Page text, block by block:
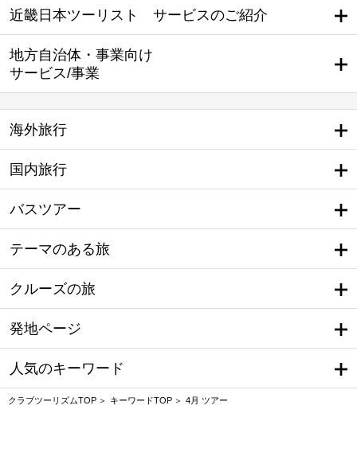
近畿日本ツーリスト サービスのご紹介
地方自治体・事業向け
サービス/事業
海外旅行
国内旅行
バスツアー
テーマのある旅
クルーズの旅
発地ページ
人気のキーワード
クラブツーリズムTOP キーワードTOP 4月 ツアー